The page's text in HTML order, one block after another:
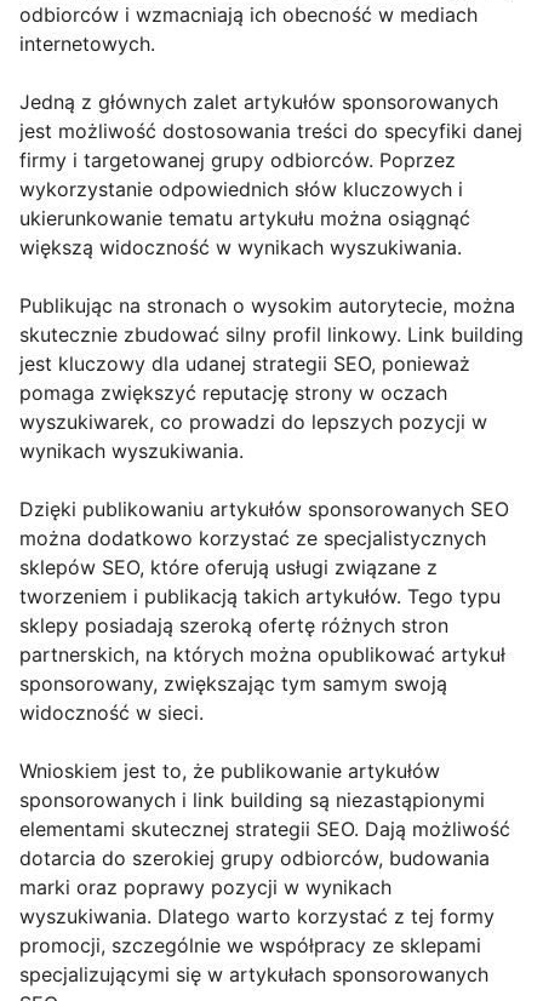
odbiorców i wzmacniają ich obecność w mediach
internetowych.
Jedną z głównych zalet artykułów sponsorowanych
jest możliwość dostosowania treści do specyfiki danej
firmy i targetowanej grupy odbiorców. Poprzez
wykorzystanie odpowiednich słów kluczowych i
ukierunkowanie tematu artykułu można osiągnąć
większą widoczność w wynikach wyszukiwania.
Publikując na stronach o wysokim autorytecie, można
skutecznie zbudować silny profil linkowy. Link building
jest kluczowy dla udanej strategii SEO, ponieważ
pomaga zwiększyć reputację strony w oczach
wyszukiwarek, co prowadzi do lepszych pozycji w
wynikach wyszukiwania.
Dzięki publikowaniu artykułów sponsorowanych SEO
można dodatkowo korzystać ze specjalistycznych
sklepów SEO, które oferują usługi związane z
tworzeniem i publikacją takich artykułów. Tego typu
sklepy posiadają szeroką ofertę różnych stron
partnerskich, na których można opublikować artykuł
sponsorowany, zwiększając tym samym swoją
widoczność w sieci.
Wnioskiem jest to, że publikowanie artykułów
sponsorowanych i link building są niezastąpionymi
elementami skutecznej strategii SEO. Dają możliwość
dotarcia do szerokiej grupy odbiorców, budowania
marki oraz poprawy pozycji w wynikach
wyszukiwania. Dlatego warto korzystać z tej formy
promocji, szczególnie we współpracy ze sklepami
specjalizującymi się w artykułach sponsorowanych